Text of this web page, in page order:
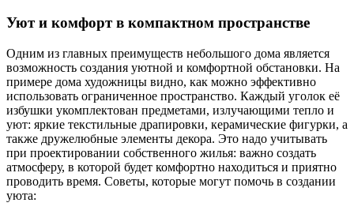
Уют и комфорт в компактном пространстве
Одним из главных преимуществ небольшого дома является
возможность создания уютной и комфортной обстановки. На
примере дома художницы видно, как можно эффективно
использовать ограниченное пространство. Каждый уголок её
избушки укомплектован предметами, излучающими тепло и
уют: яркие текстильные драпировки, керамические фигурки, а
также дружелюбные элементы декора. Это надо учитывать
при проектировании собственного жилья: важно создать
атмосферу, в которой будет комфортно находиться и приятно
проводить время. Советы, которые могут помочь в создании
уюта: